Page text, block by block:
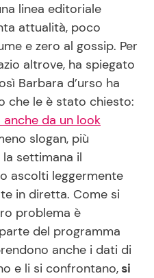
Le Ricette in TV
Primi Piatti
Ricette Facili e Veloci
Ricette Feste
Ricette per Bambini
linea editoriale
attualità, poco
e zero al gossip. Per
altrove, ha spiegato
Barbara d’urso ha
che le è stato chiesto:
anche da un look
slogan, più
settimana il
ascolti leggermente
in diretta. Come si
problema è
del programma
anche i dati di
e li si confrontano,si